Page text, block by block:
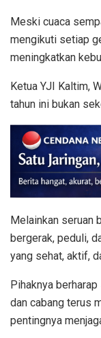
Meski cuaca
mengikuti setiap
meningkatkan
Ketua YJI Kaltim,
tahun ini bukan
Melainkan seruan
bergerak, peduli,
yang sehat, aktif,
Pihaknya
dan cabang terus
pentingnya